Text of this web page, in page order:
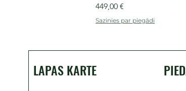
Cena
449,00 €
Sazinies par piegādi
LAPAS KARTE